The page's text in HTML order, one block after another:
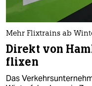
Mehr Flixtrains ab
Direkt von
flixen
Das